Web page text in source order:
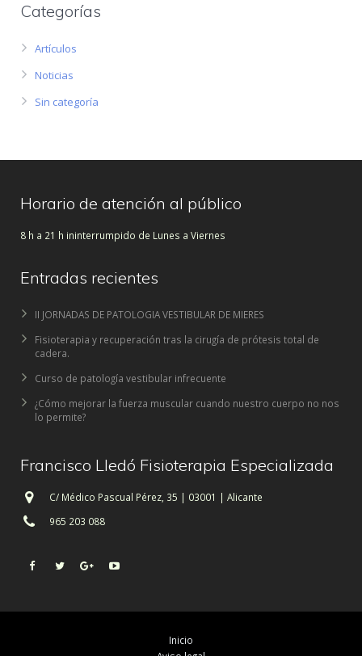
Categorías
Artículos
Noticias
Sin categoría
Horario de atención al público
8 h a 21 h ininterrumpido de Lunes a Viernes
Entradas recientes
II JORNADAS DE PATOLOGIA VESTIBULAR DE MIERES
Fisioterapia y recuperación tras la cirugía de prótesis total de
cadera.
Curso de patología vestibular infrecuente
¿Cómo mejorar la fuerza muscular cuando nuestro cuerpo no nos
lo permite?
Francisco Lledó Fisioterapia Especializada
C/ Médico Pascual Pérez, 35 | 03001 | Alicante
965 203 088
Inicio